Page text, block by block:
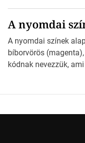
*Hirdetés Ebben a
világába kalauzolunk
milyen szempontok
jövőben. Bevezetés
A nyomdai
A nyomdai színek
bíborvörös
kódnak nevezzük,